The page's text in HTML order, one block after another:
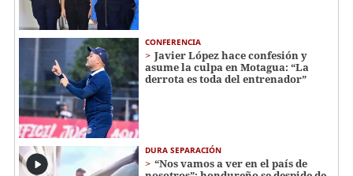
CONFERENCIA
Javier López hace confesión y
asume la culpa en Motagua: “La
derrota es toda del entrenador”
DURA SEPARACIÓN
“Nos vamos a ver en el país de